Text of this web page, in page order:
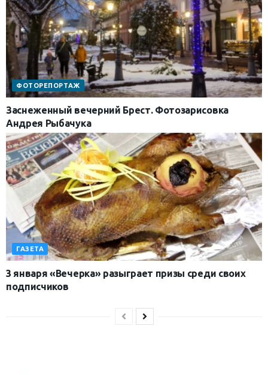
ФОТОРЕПОРТАЖ
Заснеженный вечерний Брест. Фотозарисовка
Андрея Рыбачука
ГАЗЕТА
3 января «Вечерка» разыграет призы среди своих
подписчиков